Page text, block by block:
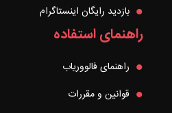
بازدید رایگان اینستاگرام
راهنمای استفاده
راهنمای فالووریاب
قوانین و مقررات